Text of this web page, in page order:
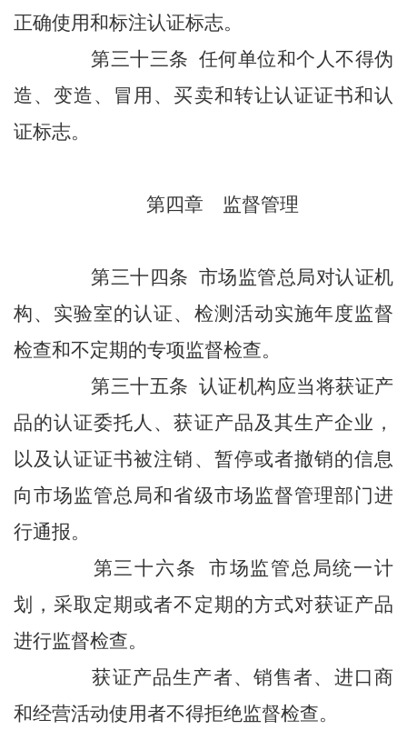
正确使用和标注认证标志。
第三十三条 任何单位和个人不得伪
造、变造、冒用、买卖和转让认证证书和认
证标志。
第四章 监督管理
第三十四条 市场监管总局对认证机
构、实验室的认证、检测活动实施年度监督
检查和不定期的专项监督检查。
第三十五条 认证机构应当将获证产
品的认证委托人、获证产品及其生产企业，
以及认证证书被注销、暂停或者撤销的信息
向市场监管总局和省级市场监督管理部门进
行通报。
第三十六条 市场监管总局统一计
划，采取定期或者不定期的方式对获证产品
进行监督检查。
获证产品生产者、销售者、进口商
和经营活动使用者不得拒绝监督检查。